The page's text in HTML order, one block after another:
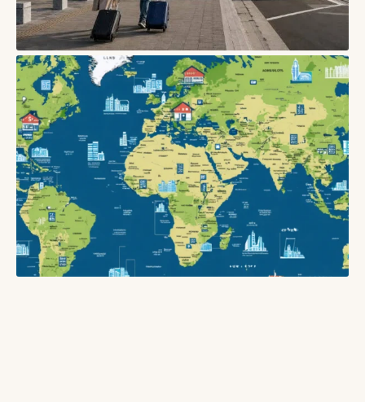
БЛОГИ
Як вибрати зручну пересадку в аеропорту: час, термінали,
багаж і запасний план
05/08/2026